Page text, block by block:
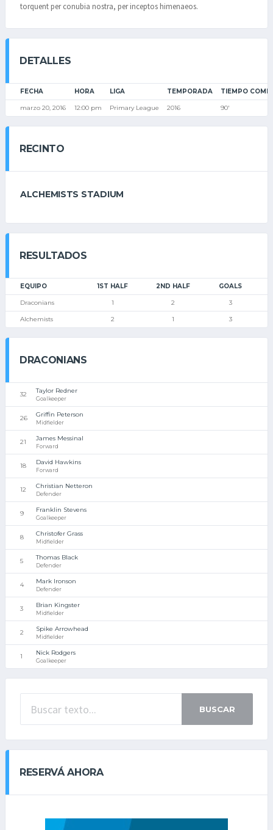
torquent per conubia nostra, per inceptos himenaeos.
DETALLES
FECHA HORA LIGA TEMPORADA TIEMPO
marzo 20, 2016 12:00 pm Primary League 2016 90'
RECINTO
ALCHEMISTS STADIUM
RESULTADOS
EQUIPO 1ST HALF 2ND HALF GOALS
Draconians 1 2 3
Alchemists 2 1 3
DRACONIANS
32 Taylor Redner
Goalkeeper
26 Griffin Peterson
Midfielder
21 James Messinal
Forward
18 David Hawkins
Forward
12 Christian Netteron
Defender
9 Franklin Stevens
Goalkeeper
8 Christofer Grass
Midfielder
5 Thomas Black
Defender
4 Mark Ironson
Defender
3 Brian Kingster
Midfielder
2 Spike Arrowhead
Midfielder
1 Nick Rodgers
Goalkeeper
BUSCAR
RESERVÁ AHORA